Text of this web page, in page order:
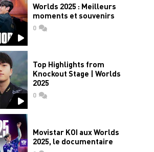
Worlds 2025 : Meilleurs
moments et souvenirs
0commentaires
Top Highlights from
Knockout Stage | Worlds
2025
0commentaires
Movistar KOI aux Worlds
2025, le documentaire